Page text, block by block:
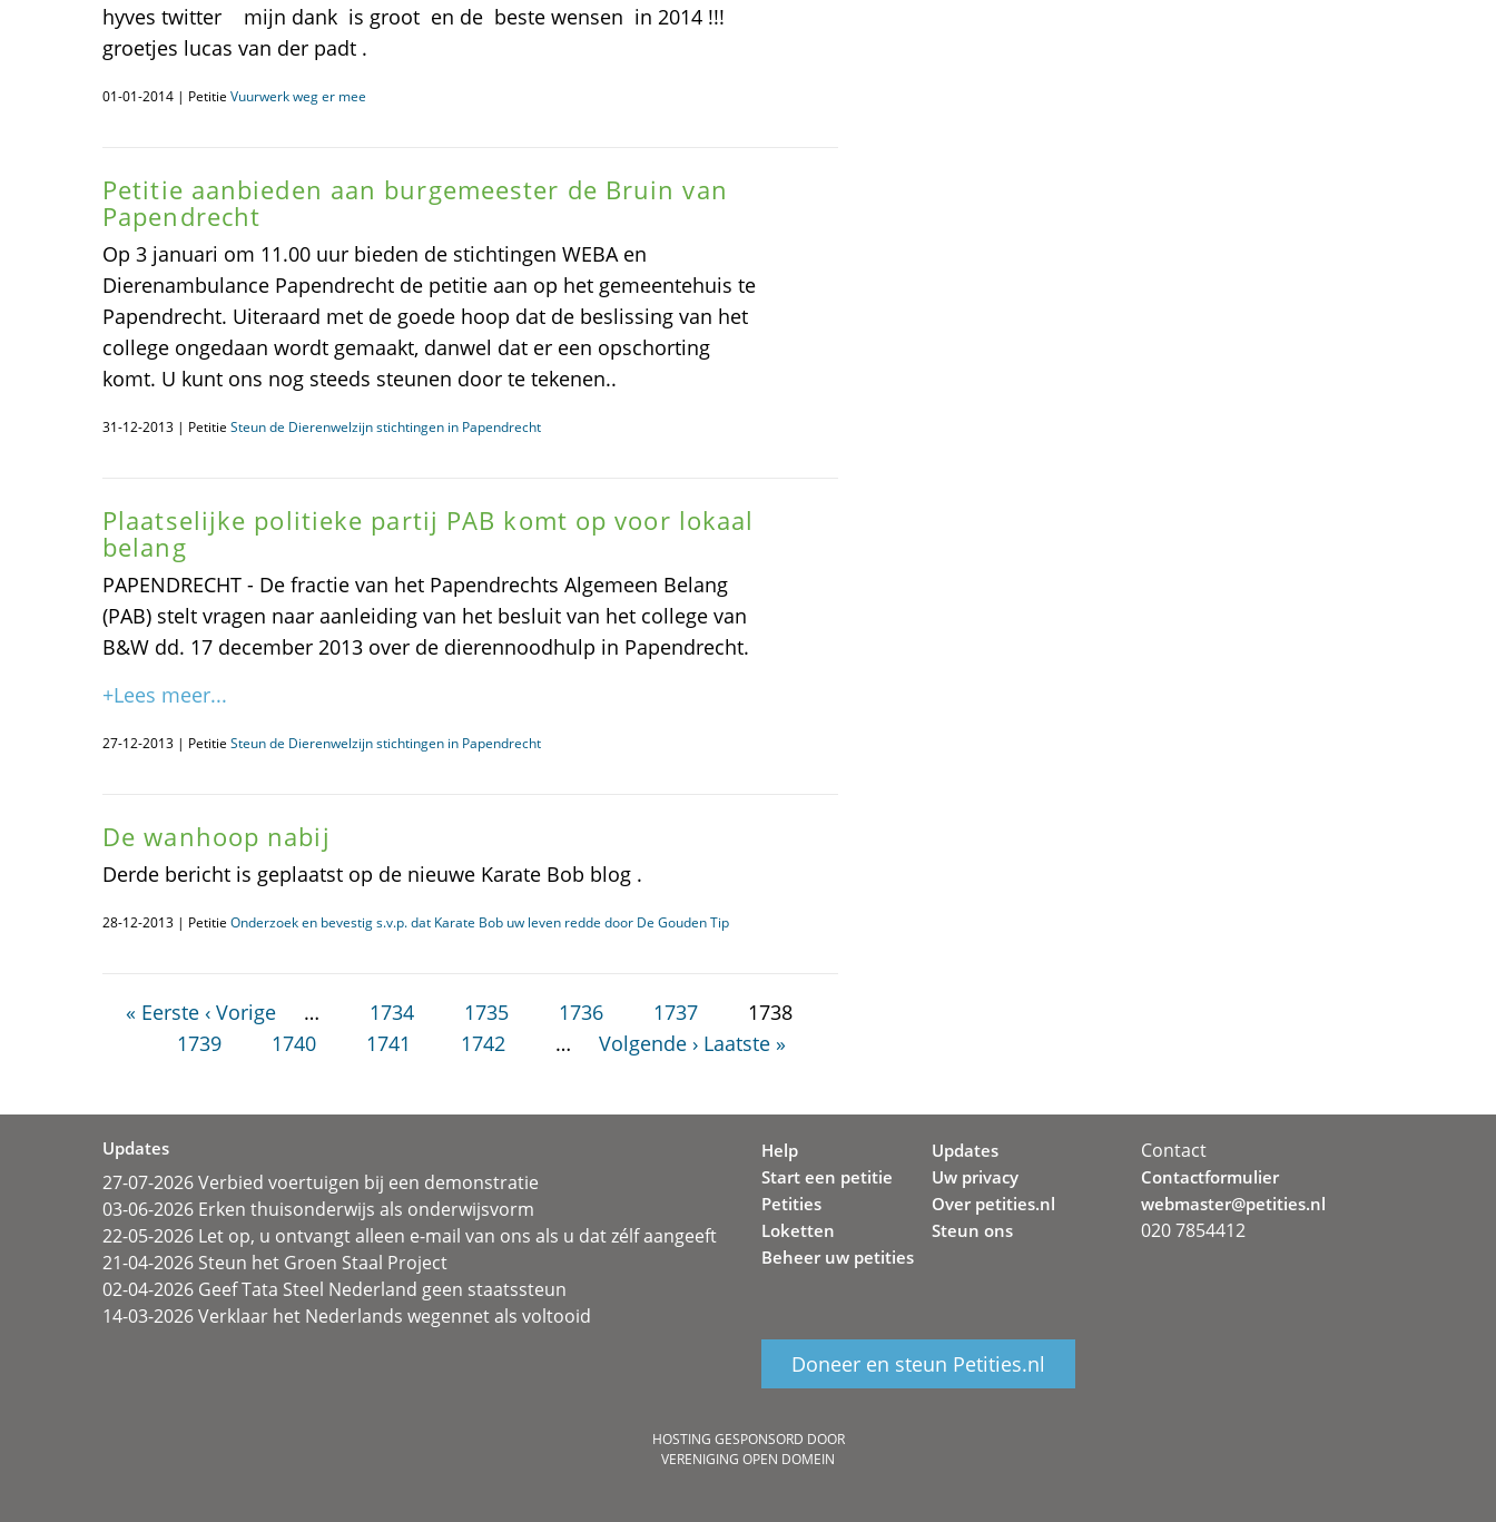
hyves twitter mijn dank is groot en de beste wensen in 2014 !!!
groetjes lucas van der padt .
01-01-2014 | Petitie Vuurwerk weg er mee
Petitie aanbieden aan burgemeester de Bruin van
Papendrecht
Op 3 januari om 11.00 uur bieden de stichtingen WEBA en
Dierenambulance Papendrecht de petitie aan op het gemeentehuis te
Papendrecht. Uiteraard met de goede hoop dat de beslissing van het
college ongedaan wordt gemaakt, danwel dat er een opschorting
komt. U kunt ons nog steeds steunen door te tekenen..
31-12-2013 | Petitie Steun de Dierenwelzijn stichtingen in Papendrecht
Plaatselijke politieke partij PAB komt op voor lokaal
belang
PAPENDRECHT - De fractie van het Papendrechts Algemeen Belang
(PAB) stelt vragen naar aanleiding van het besluit van het college van
B&W dd. 17 december 2013 over de dierennoodhulp in Papendrecht.
+Lees meer...
27-12-2013 | Petitie Steun de Dierenwelzijn stichtingen in Papendrecht
De wanhoop nabij
Derde bericht is geplaatst op de nieuwe Karate Bob blog .
28-12-2013 | Petitie Onderzoek en bevestig s.v.p. dat Karate Bob uw leven redde door De Gouden Tip
« Eerste ‹ Vorige … 1734 1735 1736 1737
1738
1739
1740 1741 1742 … Volgende › Laatste »
Updates
27-07-2026 Verbied voertuigen bij een demonstratie
03-06-2026 Erken thuisonderwijs als onderwijsvorm
22-05-2026 Let op, u ontvangt alleen e-mail van ons als u dat zélf aangeeft
21-04-2026 Steun het Groen Staal Project
02-04-2026 Geef Tata Steel Nederland geen staatssteun
14-03-2026 Verklaar het Nederlands wegennet als voltooid
Help
Start een petitie
Petities
Loketten
Beheer uw petities
Updates
Uw privacy
Over petities.nl
Steun ons
Doneer en steun Petities.nl
Contact
Contactformulier
webmaster@petities.nl
020 7854412
HOSTING GESPONSORD DOOR
VERENIGING OPEN DOMEIN